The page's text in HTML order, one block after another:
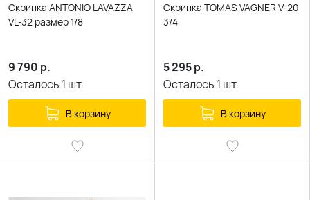
Скрипка ANTONIO LAVAZZA
VL-32 размер 1/8
9 790 р.
Осталось 1 шт.
В корзину
Скрипка TOMAS VAGNER V-20
3/4
5 295р.
Осталось 1 шт.
В корзину